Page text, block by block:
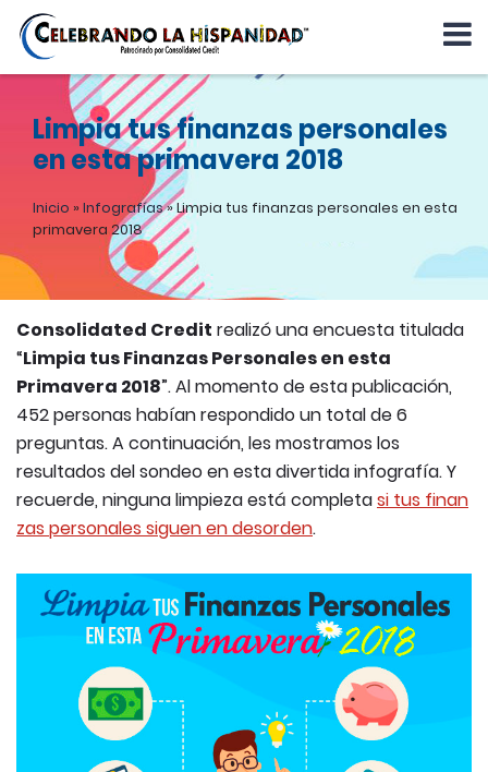
Limpia tus finanzas personales
en esta primavera 2018
Inicio » Infografías»Limpia tus finanzas personales en esta
primavera 2018
Consolidated Credit realizó una encuesta titulada
“Limpia tus Finanzas Personales en esta
Primavera 2018”. Al momento de esta publicación,
452 personas habían respondido un total de 6
preguntas. A continuación, les mostramos los
resultados del sondeo en esta divertida infografía. Y
recuerde, ninguna limpieza está completasi tus finan
zas personales siguen en desorden.